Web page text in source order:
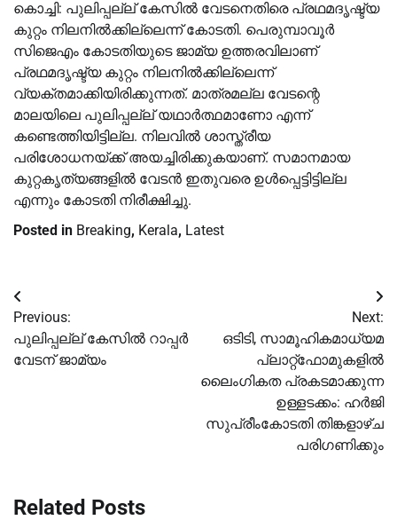
കൊച്ചി: പുലിപ്പല്ല് കേസിൽ വേടനെതിരെ പ്രഥമദൃഷ്ട്യ
കുറ്റം നിലനിൽക്കില്ലെന്ന് കോടതി. പെരുമ്പാവൂർ
സിജെഎം കോടതിയുടെ ജാമ്യ ഉത്തരവിലാണ്
പ്രഥമദൃഷ്ട്യ കുറ്റം നിലനിൽക്കില്ലെന്ന്
വ്യക്തമാക്കിയിരിക്കുന്നത്. മാത്രമല്ല വേടന്റെ
മാലയിലെ പുലിപ്പല്ല് യഥാർത്ഥമാണോ എന്ന്
കണ്ടെത്തിയിട്ടില്ല. നിലവിൽ ശാസ്ത്രീയ
പരിശോധനയ്ക്ക് അയച്ചിരിക്കുകയാണ്. സമാനമായ
കുറ്റകൃത്യങ്ങളിൽ വേടൻ ഇതുവരെ ഉൾപ്പെട്ടിട്ടില്ല
എന്നും കോടതി നിരീക്ഷിച്ചു.
Posted in Breaking, Kerala, Latest
Post
navigation
Previous:
പുലിപ്പല്ല് കേസില്‍ റാപ്പര്‍
വേടന് ജാമ്യം
Next:
ഒടിടി, സാമൂഹികമാധ്യമ
പ്ലാറ്റ്ഫോമുകളിൽ
ലൈംഗികത പ്രകടമാക്കുന്ന
ഉള്ളടക്കം: ഹർജി
സുപ്രീംകോടതി തിങ്കളാഴ്ച
പരിഗണിക്കും
Related Posts